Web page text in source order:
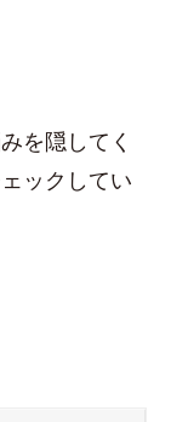
を隠してく
ックしてい